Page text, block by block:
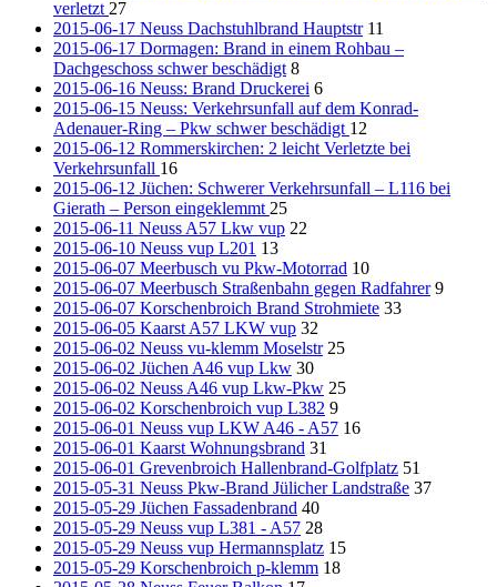
verletzt27
2015-06-17 Neuss Dachstuhlbrand Hauptstr 11
2015-06-17 Dormagen: Brand in einem Rohbau –
Dachgeschoss schwer beschädigt 8
2015-06-16 Neuss: Brand Druckerei 6
2015-06-15 Neuss: Verkehrsunfall auf dem Konrad-
Adenauer-Ring – Pkw schwer beschädigt 12
2015-06-12 Rommerskirchen: 2 leicht Verletzte bei
Verkehrsunfall 16
2015-06-12 Jüchen: Schwerer Verkehrsunfall – L116 bei
Gierath – Person eingeklemmt25
2015-06-11 Neuss A57 Lkw vup 22
2015-06-10 Neuss vup L201 13
2015-06-07 Meerbusch vu Pkw-Motorrad 10
2015-06-07 Meerbusch Straßenbahn gegen Radfahrer 9
2015-06-07 Korschenbroich Brand Strohmiete 33
2015-06-05 Kaarst A57 LKW vup 32
2015-06-02 Neuss vu-klemm Moselstr 25
2015-06-02 Jüchen A46 vup Lkw 30
2015-06-02 Neuss A46 vup Lkw-Pkw 25
2015-06-02 Korschenbroich vup L382 9
2015-06-01 Neuss vup LKW A46 - A57 16
2015-06-01 Kaarst Wohnungsbrand 31
2015-06-01 Grevenbroich Hallenbrand-Golfplatz 51
2015-05-31 Neuss Pkw-Brand Jülicher Landstraße 37
2015-05-29 Jüchen Fassadenbrand 40
2015-05-29 Neuss vup L381 - A57 28
2015-05-29 Neuss vup Hermannsplatz 15
2015-05-29 Korschenbroich p-klemm 18